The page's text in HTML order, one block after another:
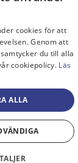
cookies för att
Genom att
du till alla
cookiepolicy. Läs
ALLA